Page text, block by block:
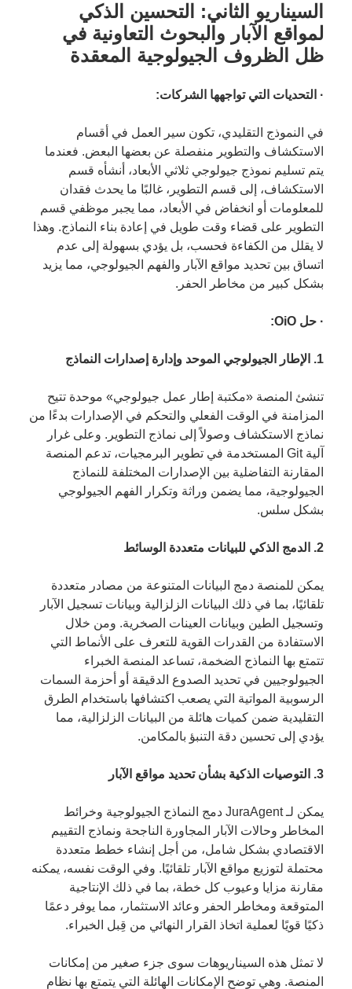
السيناريو الثاني: التحسين الذكي
لمواقع الآبار والبحوث التعاونية في
ظل الظروف الجيولوجية المعقدة
· التحديات التي تواجهها الشركات:
في النموذج التقليدي، تكون سير العمل في أقسام
الاستكشاف والتطوير منفصلة عن بعضها البعض. فعندما
يتم تسليم نموذج جيولوجي ثلاثي الأبعاد، أنشأه قسم
الاستكشاف، إلى قسم التطوير، غالبًا ما يحدث فقدان
للمعلومات أو انخفاض في الأبعاد، مما يجبر موظفي قسم
التطوير على قضاء وقت طويل في إعادة بناء النماذج. وهذا
لا يقلل من الكفاءة فحسب، بل يؤدي بسهولة إلى عدم
اتساق بين تحديد مواقع الآبار والفهم الجيولوجي، مما يزيد
بشكل كبير من مخاطر الحفر.
· حل OiO:
1. الإطار الجيولوجي الموحد وإدارة إصدارات النماذج
تنشئ المنصة «مكتبة إطار عمل جيولوجي» موحدة تتيح
المزامنة في الوقت الفعلي والتحكم في الإصدارات بدءًا من
نماذج الاستكشاف وصولاً إلى نماذج التطوير. وعلى غرار
آلية Git المستخدمة في تطوير البرمجيات، تدعم المنصة
المقارنة التفاضلية بين الإصدارات المختلفة للنماذج
الجيولوجية، مما يضمن وراثة وتكرار الفهم الجيولوجي
بشكل سلس.
2. الدمج الذكي للبيانات متعددة الوسائط
يمكن للمنصة دمج البيانات المتنوعة من مصادر متعددة
تلقائيًا، بما في ذلك البيانات الزلزالية وبيانات تسجيل الآبار
وتسجيل الطين وبيانات العينات الصخرية. ومن خلال
الاستفادة من القدرات القوية للتعرف على الأنماط التي
تتمتع بها النماذج الضخمة، تساعد المنصة الخبراء
الجيولوجيين في تحديد الصدوع الدقيقة أو أحزمة السمات
الرسوبية المواتية التي يصعب اكتشافها باستخدام الطرق
التقليدية ضمن كميات هائلة من البيانات الزلزالية، مما
يؤدي إلى تحسين دقة التنبؤ بالمكامن.
3. التوصيات الذكية بشأن تحديد مواقع الآبار
يمكن لـ JuraAgent دمج النماذج الجيولوجية وخرائط
المخاطر وحالات الآبار المجاورة الناجحة ونماذج التقييم
الاقتصادي بشكل شامل، من أجل إنشاء خطط متعددة
محتملة لتوزيع مواقع الآبار تلقائيًا. وفي الوقت نفسه، يمكنه
مقارنة مزايا وعيوب كل خطة، بما في ذلك الإنتاجية
المتوقعة ومخاطر الحفر وعائد الاستثمار، مما يوفر دعمًا
ذكيًا قويًا لعملية اتخاذ القرار النهائي من قِبل الخبراء.
لا تمثل هذه السيناريوهات سوى جزء صغير من إمكانات
المنصة. وهي توضح الإمكانات الهائلة التي يتمتع بها نظام